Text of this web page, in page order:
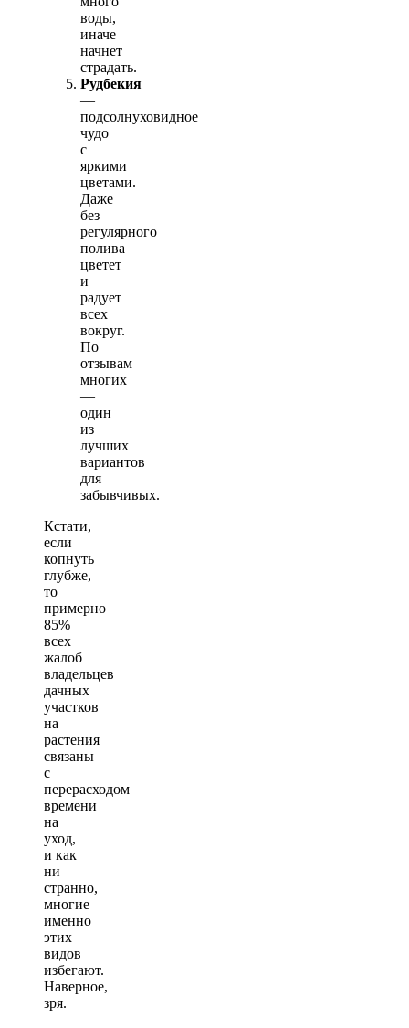
воды,
иначе
начнет
страдать.
Рудбекия
—
подсолнуховидное
чудо
с
яркими
цветами.
Даже
без
регулярного
полива
цветет
и
радует
всех
вокруг.
По
отзывам
многих
—
один
из
лучших
вариантов
для
забывчивых.
Кстати,
если
копнуть
глубже,
то
примерно
85%
всех
жалоб
владельцев
дачных
участков
на
растения
связаны
с
перерасходом
времени
на
уход,
и как
ни
странно,
многие
именно
этих
видов
избегают.
Наверное,
зря.